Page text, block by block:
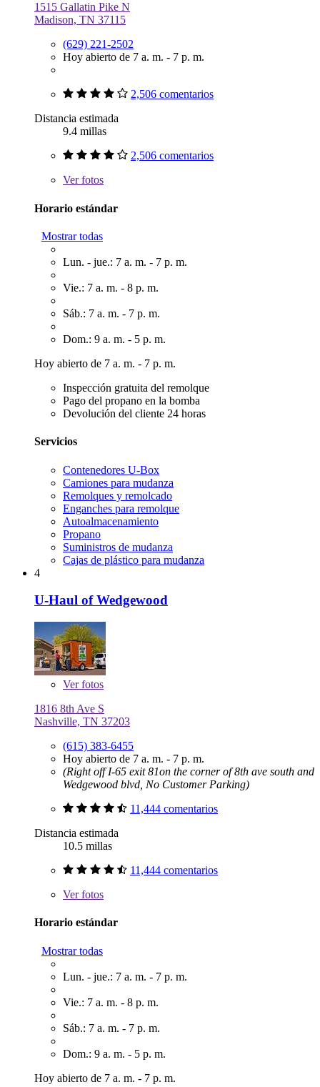
1515 Gallatin Pike N
Madison, TN 37115
(629) 221-2502
Hoy abierto de 7 a. m. - 7 p. m.
2,506 comentarios
Distancia estimada
9.4 millas
2,506 comentarios
Verfotos
Horario estándar
Mostrar todas
Lun. - jue.: 7 a. m. - 7 p. m.
Vie.: 7 a. m. - 8 p. m.
Sáb.: 7 a. m. - 7 p. m.
Dom.: 9 a. m. - 5 p. m.
Hoy abierto de 7 a. m. - 7 p. m.
Inspección gratuita del remolque
Pago del propano en la bomba
Devolución del cliente 24 horas
Servicios
Contenedores U-Box
Camiones para mudanza
Remolques y remolcado
Enganches para remolque
Autoalmacenamiento
Propano
Suministros de mudanza
Cajas de plástico para mudanza
4
U-Haul of Wedgewood
Verfotos
1816 8th Ave S
Nashville, TN 37203
(615) 383-6455
Hoy abierto de 7 a. m. - 7 p. m.
(Right off I-65 exit 81on the corner of 8th ave south and
Wedgewood blvd, No Customer Parking)
11,444 comentarios
Distancia estimada
10.5 millas
11,444 comentarios
Verfotos
Horario estándar
Mostrar todas
Lun. - jue.: 7 a. m. - 7 p. m.
Vie.: 7 a. m. - 8 p. m.
Sáb.: 7 a. m. - 7 p. m.
Dom.: 9 a. m. - 5 p. m.
Hoy abierto de 7 a. m. - 7 p. m.